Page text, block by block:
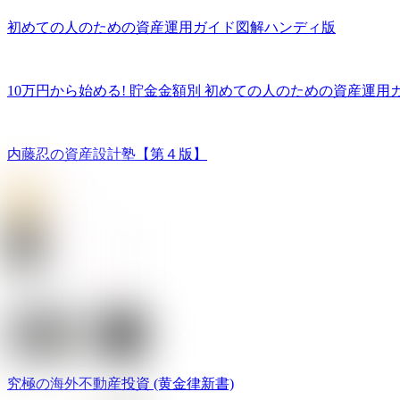
初めての人のための資産運用ガイド図解ハンディ版
10万円から始める! 貯金金額別 初めての人のための資産運用
内藤忍の資産設計塾【第４版】
究極の海外不動産投資 (黄金律新書)